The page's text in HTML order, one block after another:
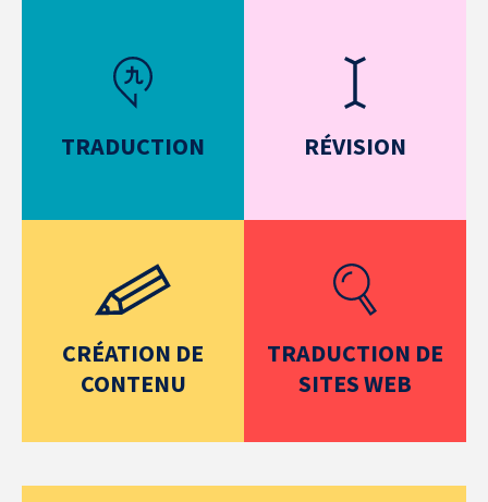
TRADUCTION RÉVISION
CRÉATION DE
CONTENU
TRADUCTION DE
SITES WEB